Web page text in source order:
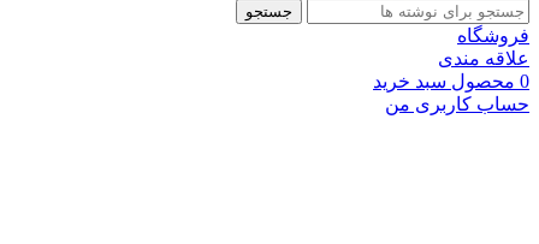
جستجو
فروشگاه
علاقه مندی
0 محصول سبد خرید
حساب کاربری من